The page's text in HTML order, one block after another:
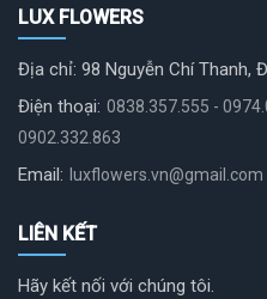
LUX FLOWERS
Địa chỉ: 98 Nguyễn Chí Thanh,
Điện thoại: 0838.357.555 -
0902.332.863
Email: luxflowers.vn@gmail.com
LIÊN KẾT
Hãy kết nối với chúng tôi.